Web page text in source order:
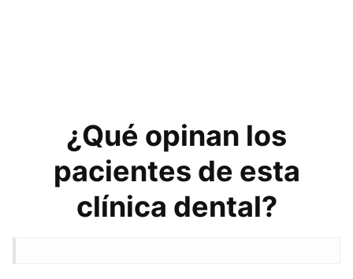
¿Qué opinan los
pacientes de esta
clínica dental?